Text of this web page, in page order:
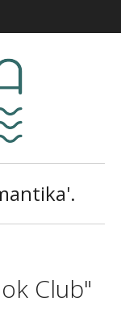
Club"